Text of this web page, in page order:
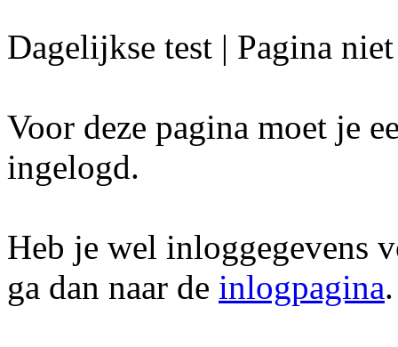
Dagelijkse test | Pagina
Voor deze pagina moet je
ingelogd.
Heb je wel inloggegevens
ga dan naar de inlogpagina.